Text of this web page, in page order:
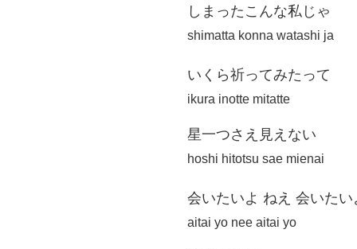
しまったこんな私じゃ
shimatta konna watashi ja
いくら祈ってみたって
ikura inotte mitatte
星一つさえ見えない
hoshi hitotsu sae mienai
会いたいよ ねえ 会いたい
aitai yo nee aitai yo